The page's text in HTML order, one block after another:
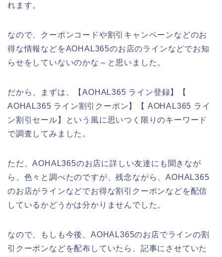
れます。
なので、クーポンコードや割引キャンペーンなどのお
得な情報などをAOHAL365のお店のラインなどでお知
らせをしていないのかな～と思いました。
だから、まずは、【AOHAL365 ライン登録】【
AOHAL365 ライン割引クーポン】【 AOHAL365 ライ
ン割引セール】という風に思いつく限りのキーワード
で調査してみました。
ただ、AOHAL365のお店に詳しい友達にも聞きなが
ら、色々と調べたのですが、残念ながら、AOHAL365
のお店がラインなどでお得な割引クーポンなどを配信
しているかどうかは分かりませんでした。
なので、もしも今後、AOHAL365のお店でラインの割
引クーポンなどを配布していたら、記事にさせていた